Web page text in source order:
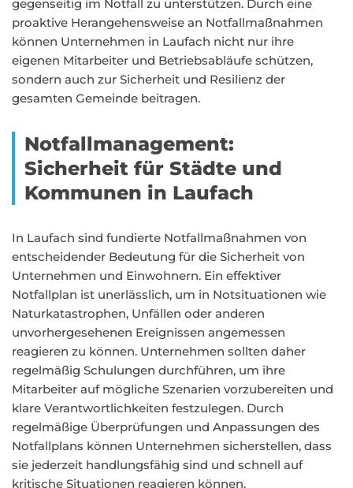
gegenseitig im Notfall zu unterstützen. Durch eine
proaktive Herangehensweise an Notfallmaßnahmen
können Unternehmen in Laufach nicht nur ihre
eigenen Mitarbeiter und Betriebsabläufe schützen,
sondern auch zur Sicherheit und Resilienz der
gesamten Gemeinde beitragen.
Notfallmanagement:
Sicherheit für Städte und
Kommunen in Laufach
In Laufach sind fundierte Notfallmaßnahmen von
entscheidender Bedeutung für die Sicherheit von
Unternehmen und Einwohnern. Ein effektiver
Notfallplan ist unerlässlich, um in Notsituationen wie
Naturkatastrophen, Unfällen oder anderen
unvorhergesehenen Ereignissen angemessen
reagieren zu können. Unternehmen sollten daher
regelmäßig Schulungen durchführen, um ihre
Mitarbeiter auf mögliche Szenarien vorzubereiten und
klare Verantwortlichkeiten festzulegen. Durch
regelmäßige Überprüfungen und Anpassungen des
Notfallplans können Unternehmen sicherstellen, dass
sie jederzeit handlungsfähig sind und schnell auf
kritische Situationen reagieren können.